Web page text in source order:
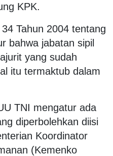
KPK.
Tahun 2004 tentang
bahwa jabatan sipil
yang sudah
itu termaktub dalam
TNI mengatur ada
diperbolehkan diisi
Koordinator
(Kemenko